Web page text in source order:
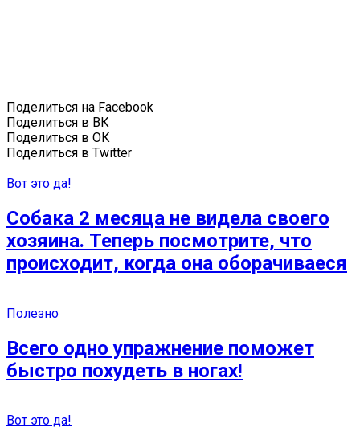
Поделиться на Facebook
Поделиться в ВК
Поделиться в ОК
Поделиться в Twitter
Вот это да!
Собака 2 месяца не видела своего
хозяина. Теперь посмотрите, что
происходит, когда она оборачиваеся
Полезно
Всего одно упражнение поможет
быстро похудеть в ногах!
Вот это да!